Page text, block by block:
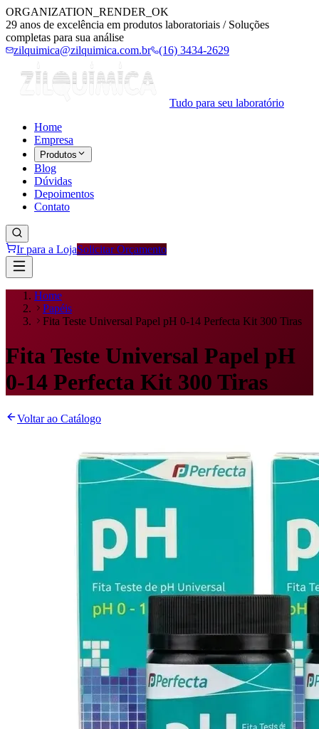
ORGANIZATION_RENDER_OK
29 anos de excelência em produtos laboratoriais / Soluções
completas para sua análise
zilquimica@zilquimica.com.br
(16) 3434-2629
Tudo para seu laboratório
Home
Empresa
Produtos
Blog
Dúvidas
Depoimentos
Contato
Ir para a LojaSolicitar Orçamento
Home
Papéis
Fita Teste Universal Papel pH 0-14 Perfecta Kit 300 Tiras
Fita Teste Universal Papel pH
0-14 Perfecta Kit 300 Tiras
Voltar ao Catálogo